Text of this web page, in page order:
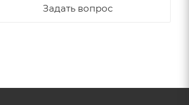
Задать вопрос